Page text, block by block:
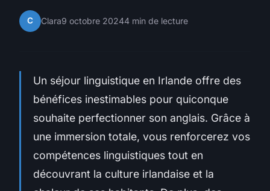
C Clara9 octobre 20244 min de lecture
Un séjour linguistique en Irlande offre des
bénéfices inestimables pour quiconque
souhaite perfectionner son anglais. Grâce à
une immersion totale, vous renforcerez vos
compétences linguistiques tout en
découvrant la culture irlandaise et la